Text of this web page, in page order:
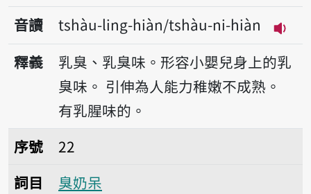
音讀
tshàu-ling-hiàn/tshàu-ni-hiàn
播
釋義
乳臭、乳臭味。形容小嬰兒身上的乳
臭味。 引伸為人能力稚嫩不成熟。
有乳腥味的。
序號22臭奶呆
序號
22
詞目
臭奶呆